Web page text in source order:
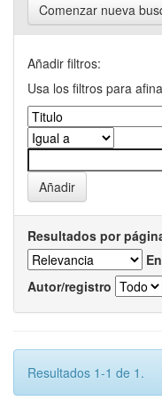
Comenzar nueva
Añadir filtros:
Usa los filtros para
Resultados por
Autor/registro
Resultados 1-1 de 1.